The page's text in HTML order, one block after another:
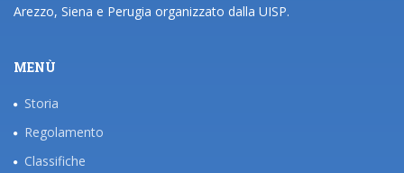
Arezzo, Siena e Perugia organizzato dalla UISP.
MENÙ
Storia
Regolamento
Classifiche